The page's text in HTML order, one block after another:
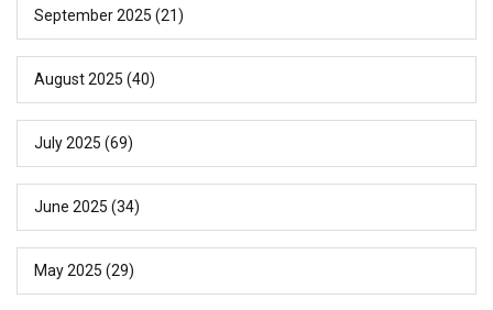
September 2025 (21)
August 2025 (40)
July 2025 (69)
June 2025 (34)
May 2025 (29)